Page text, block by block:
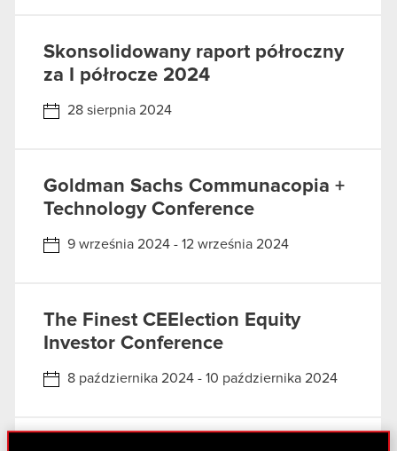
Skonsolidowany raport półroczny
za I półrocze 2024
28 sierpnia 2024
Goldman Sachs Communacopia +
Technology Conference
9 września 2024 - 12 września 2024
The Finest CEElection Equity
Investor Conference
8 października 2024 - 10 października 2024